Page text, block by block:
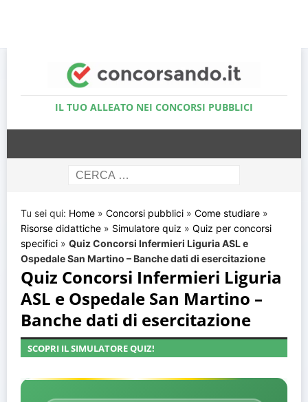
IL TUO ALLEATO NEI CONCORSI PUBBLICI
Tu sei qui: Home » Concorsi pubblici » Come studiare »
Risorse didattiche » Simulatore quiz » Quiz per concorsi
specifici » Quiz Concorsi Infermieri Liguria ASL e
Ospedale San Martino – Banche dati di esercitazione
Quiz Concorsi Infermieri Liguria
ASL e Ospedale San Martino –
Banche dati di esercitazione
SCOPRI IL SIMULATORE QUIZ!